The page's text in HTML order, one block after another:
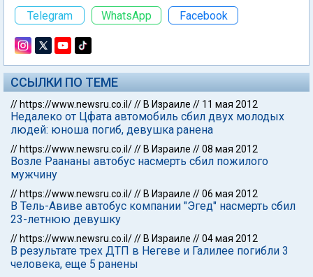
Telegram
WhatsApp Facebook
ССЫЛКИ ПО ТЕМЕ
// https://www.newsru.co.il/// В Израиле // 11 мая 2012
Недалеко от Цфата автомобиль сбил двух молодых
людей: юноша погиб, девушка ранена
// https://www.newsru.co.il/// В Израиле //08 мая 2012
Возле Раананы автобус насмерть сбил пожилого
мужчину
// https://www.newsru.co.il/// В Израиле //06 мая 2012
В Тель-Авиве автобус компании "Эгед" насмерть сбил
23-летнюю девушку
// https://www.newsru.co.il/// В Израиле //04 мая 2012
В результате трех ДТП в Негеве и Галилее погибли 3
человека, еще 5 ранены